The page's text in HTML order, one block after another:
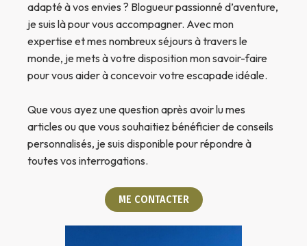
adapté à vos envies ? Blogueur passionné d’aventure,
je suis là pour vous accompagner. Avec mon
expertise et mes nombreux séjours à travers le
monde, je mets à votre disposition mon savoir-faire
pour vous aider à concevoir votre escapade idéale.
Que vous ayez une question après avoir lu mes
articles ou que vous souhaitiez bénéficier de conseils
personnalisés, je suis disponible pour répondre à
toutes vos interrogations.
ME CONTACTER